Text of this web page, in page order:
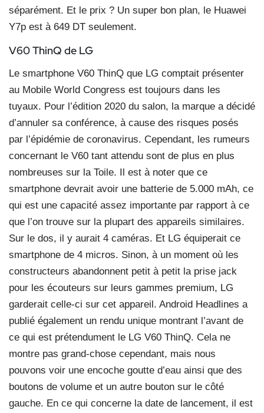
séparément. Et le prix ? Un super bon plan, le Huawei
Y7p est à 649 DT seulement.
V60 ThinQ de LG
Le smartphone V60 ThinQ que LG comptait présenter
au Mobile World Congress est toujours dans les
tuyaux. Pour l’édition 2020 du salon, la marque a décidé
d’annuler sa conférence, à cause des risques posés
par l’épidémie de coronavirus. Cependant, les rumeurs
concernant le V60 tant attendu sont de plus en plus
nombreuses sur la Toile. Il est à noter que ce
smartphone devrait avoir une batterie de 5.000 mAh, ce
qui est une capacité assez importante par rapport à ce
que l’on trouve sur la plupart des appareils similaires.
Sur le dos, il y aurait 4 caméras. Et LG équiperait ce
smartphone de 4 micros. Sinon, à un moment où les
constructeurs abandonnent petit à petit la prise jack
pour les écouteurs sur leurs gammes premium, LG
garderait celle-ci sur cet appareil. Android Headlines a
publié également un rendu unique montrant l’avant de
ce qui est prétendument le LG V60 ThinQ. Cela ne
montre pas grand-chose cependant, mais nous
pouvons voir une encoche goutte d’eau ainsi que des
boutons de volume et un autre bouton sur le côté
gauche. En ce qui concerne la date de lancement, il est